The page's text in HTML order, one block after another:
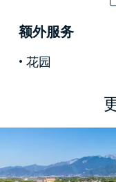
这座400平方米
室和四间浴室。
场或附属建筑的
使用，因为过去
地，需要完全修
可能性。 也可以
造成由两个住宅
何建筑。
额外服务
花园